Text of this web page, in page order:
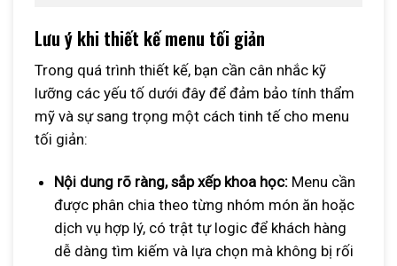
Lưu ý khi thiết kế menu tối giản
Trong quá trình thiết kế, bạn cần cân nhắc kỹ
lưỡng các yếu tố dưới đây để đảm bảo tính thẩm
mỹ và sự sang trọng một cách tinh tế cho menu
tối giản:
Nội dung rõ ràng, sắp xếp khoa học:Menu cần
được phân chia theo từng nhóm món ăn hoặc
dịch vụ hợp lý, có trật tự logic để khách hàng
dễ dàng tìm kiếm và lựa chọn mà không bị rối